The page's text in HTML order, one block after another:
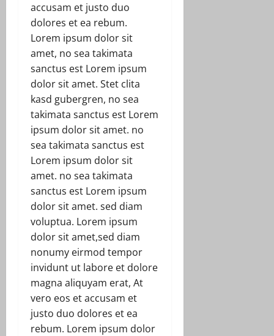
accusam et justo duo
dolores et ea rebum.
Lorem ipsum dolor sit
amet, no sea takimata
sanctus est Lorem ipsum
dolor sit amet. Stet clita
kasd gubergren, no sea
takimata sanctus est Lorem
ipsum dolor sit amet. no
sea takimata sanctus est
Lorem ipsum dolor sit
amet. no sea takimata
sanctus est Lorem ipsum
dolor sit amet. sed diam
voluptua. Lorem ipsum
dolor sit amet,sed diam
nonumy eirmod tempor
invidunt ut labore et dolore
magna aliquyam erat, At
vero eos et accusam et
justo duo dolores et ea
rebum. Lorem ipsum dolor